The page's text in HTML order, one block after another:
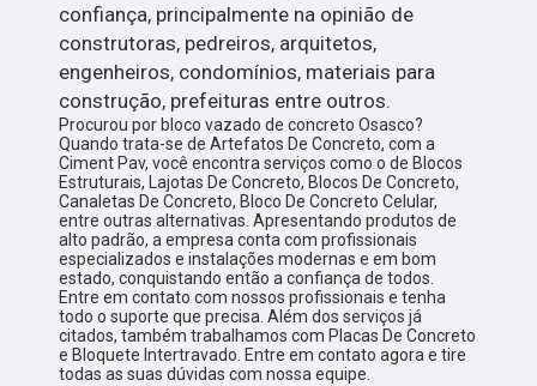
confiança, principalmente na opinião de
construtoras, pedreiros, arquitetos,
engenheiros, condomínios, materiais para
construção, prefeituras entre outros.
Procurou por bloco vazado de concreto Osasco?
Quando trata-se de Artefatos De Concreto, com a
Ciment Pav, você encontra serviços como o de Blocos
Estruturais, Lajotas De Concreto, Blocos De Concreto,
Canaletas De Concreto, Bloco De Concreto Celular,
entre outras alternativas. Apresentando produtos de
alto padrão, a empresa conta com profissionais
especializados e instalações modernas e em bom
estado, conquistando então a confiança de todos.
Entre em contato com nossos profissionais e tenha
todo o suporte que precisa. Além dos serviços já
citados, também trabalhamos com Placas De Concreto
e Bloquete Intertravado. Entre em contato agora e tire
todas as suas dúvidas com nossa equipe.